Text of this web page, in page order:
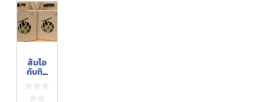
ส้มโอ
ทับทิม